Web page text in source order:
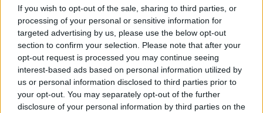
If you wish to opt-out of the sale, sharing to third parties, or
processing of your personal or sensitive information for
targeted advertising by us, please use the below opt-out
section to confirm your selection. Please note that after your
opt-out request is processed you may continue seeing
interest-based ads based on personal information utilized by
us or personal information disclosed to third parties prior to
your opt-out. You may separately opt-out of the further
disclosure of your personal information by third parties on the